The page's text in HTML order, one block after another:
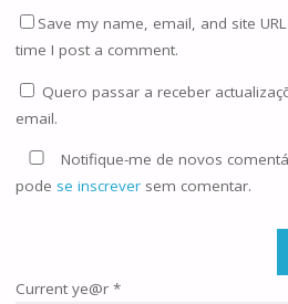
Save my name, email, and site
time I post a comment.
Quero passar a receber
email.
Notifique-me de novos
pode se inscreversem comentar.
Current ye@r *